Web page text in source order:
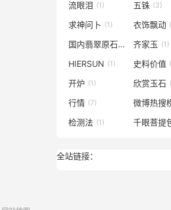
流眼泪 (1) 五铢 (3)
求神问卜 (1) 衣饰飘动
国内翡翠原石
(1) 齐家玉 (1)
HIERSUN (1) 史料价值
开炉 (1) 欣赏玉石
行情 (7) 微博热搜
检测法 (1)
全站链接：